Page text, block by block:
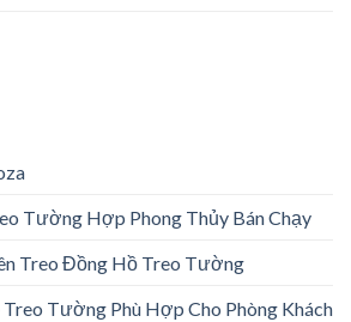
Tường Hợp Phong Thủy Bán Chạy
Treo Đồng Hồ Treo Tường
Tường Phù Hợp Cho Phòng Khách